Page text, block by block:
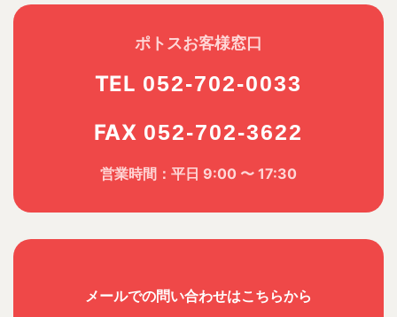
ポトスお客様窓口
TEL 052-702-0033
FAX 052-702-3622
営業時間：平日 9:00 〜 17:30
メールでの問い合わせはこちらから